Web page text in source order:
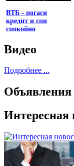
ВТБ - погаси
кредит и спи
спокойно
Видео
Подробнее ...
Объявления